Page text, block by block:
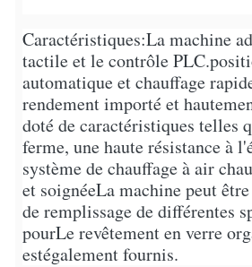
Caractéristiques:La machine
tactile et le contrôle PLC.
automatique et chauffage
rendement importé et
doté de caractéristiques telles
ferme, une haute résistance à
système de chauffage à air
et soignéeLa machine peut
de remplissage de différentes
pourLe revêtement en verre
estégalement fournis.